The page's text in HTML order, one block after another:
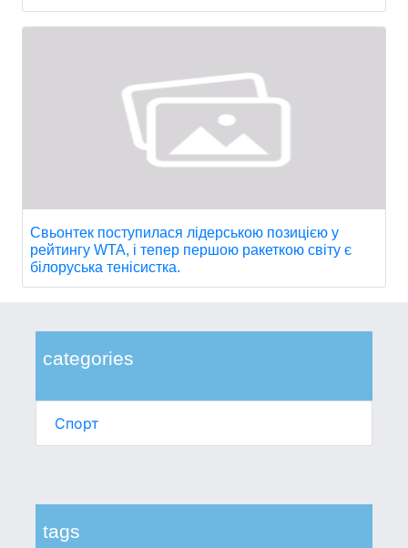
categories
Спорт
tags
Свьонтек поступилася лідерською позицією у
рейтингу WTA, і тепер першою ракеткою світу є
білоруська тенісистка.